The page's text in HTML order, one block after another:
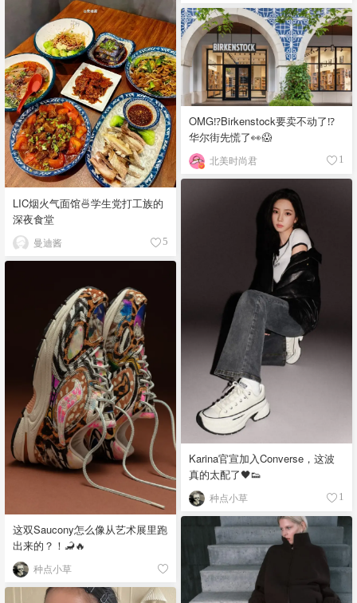
LIC烟火气面馆🍜学生党打工族的
深夜食堂
曼迪酱 5
OMG⁉️Birkenstock要卖不动了⁉
华尔街先慌了👀😱
北美时尚君 1
Karina官宣加入Converse，这波
真的太配了🖤👟
种点小草 1
这双Saucony怎么像从艺术展里跑
出来的？！🦂🔥
种点小草